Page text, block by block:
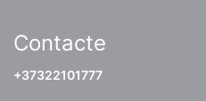
Contacte
+37322101777